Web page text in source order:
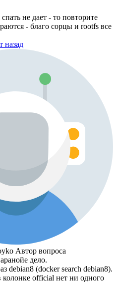
не дает - то повторите
- благо сорцы и rootfs все
назад
Автор вопроса
дело.
debian8 (docker search debian8).
official нет ни одного